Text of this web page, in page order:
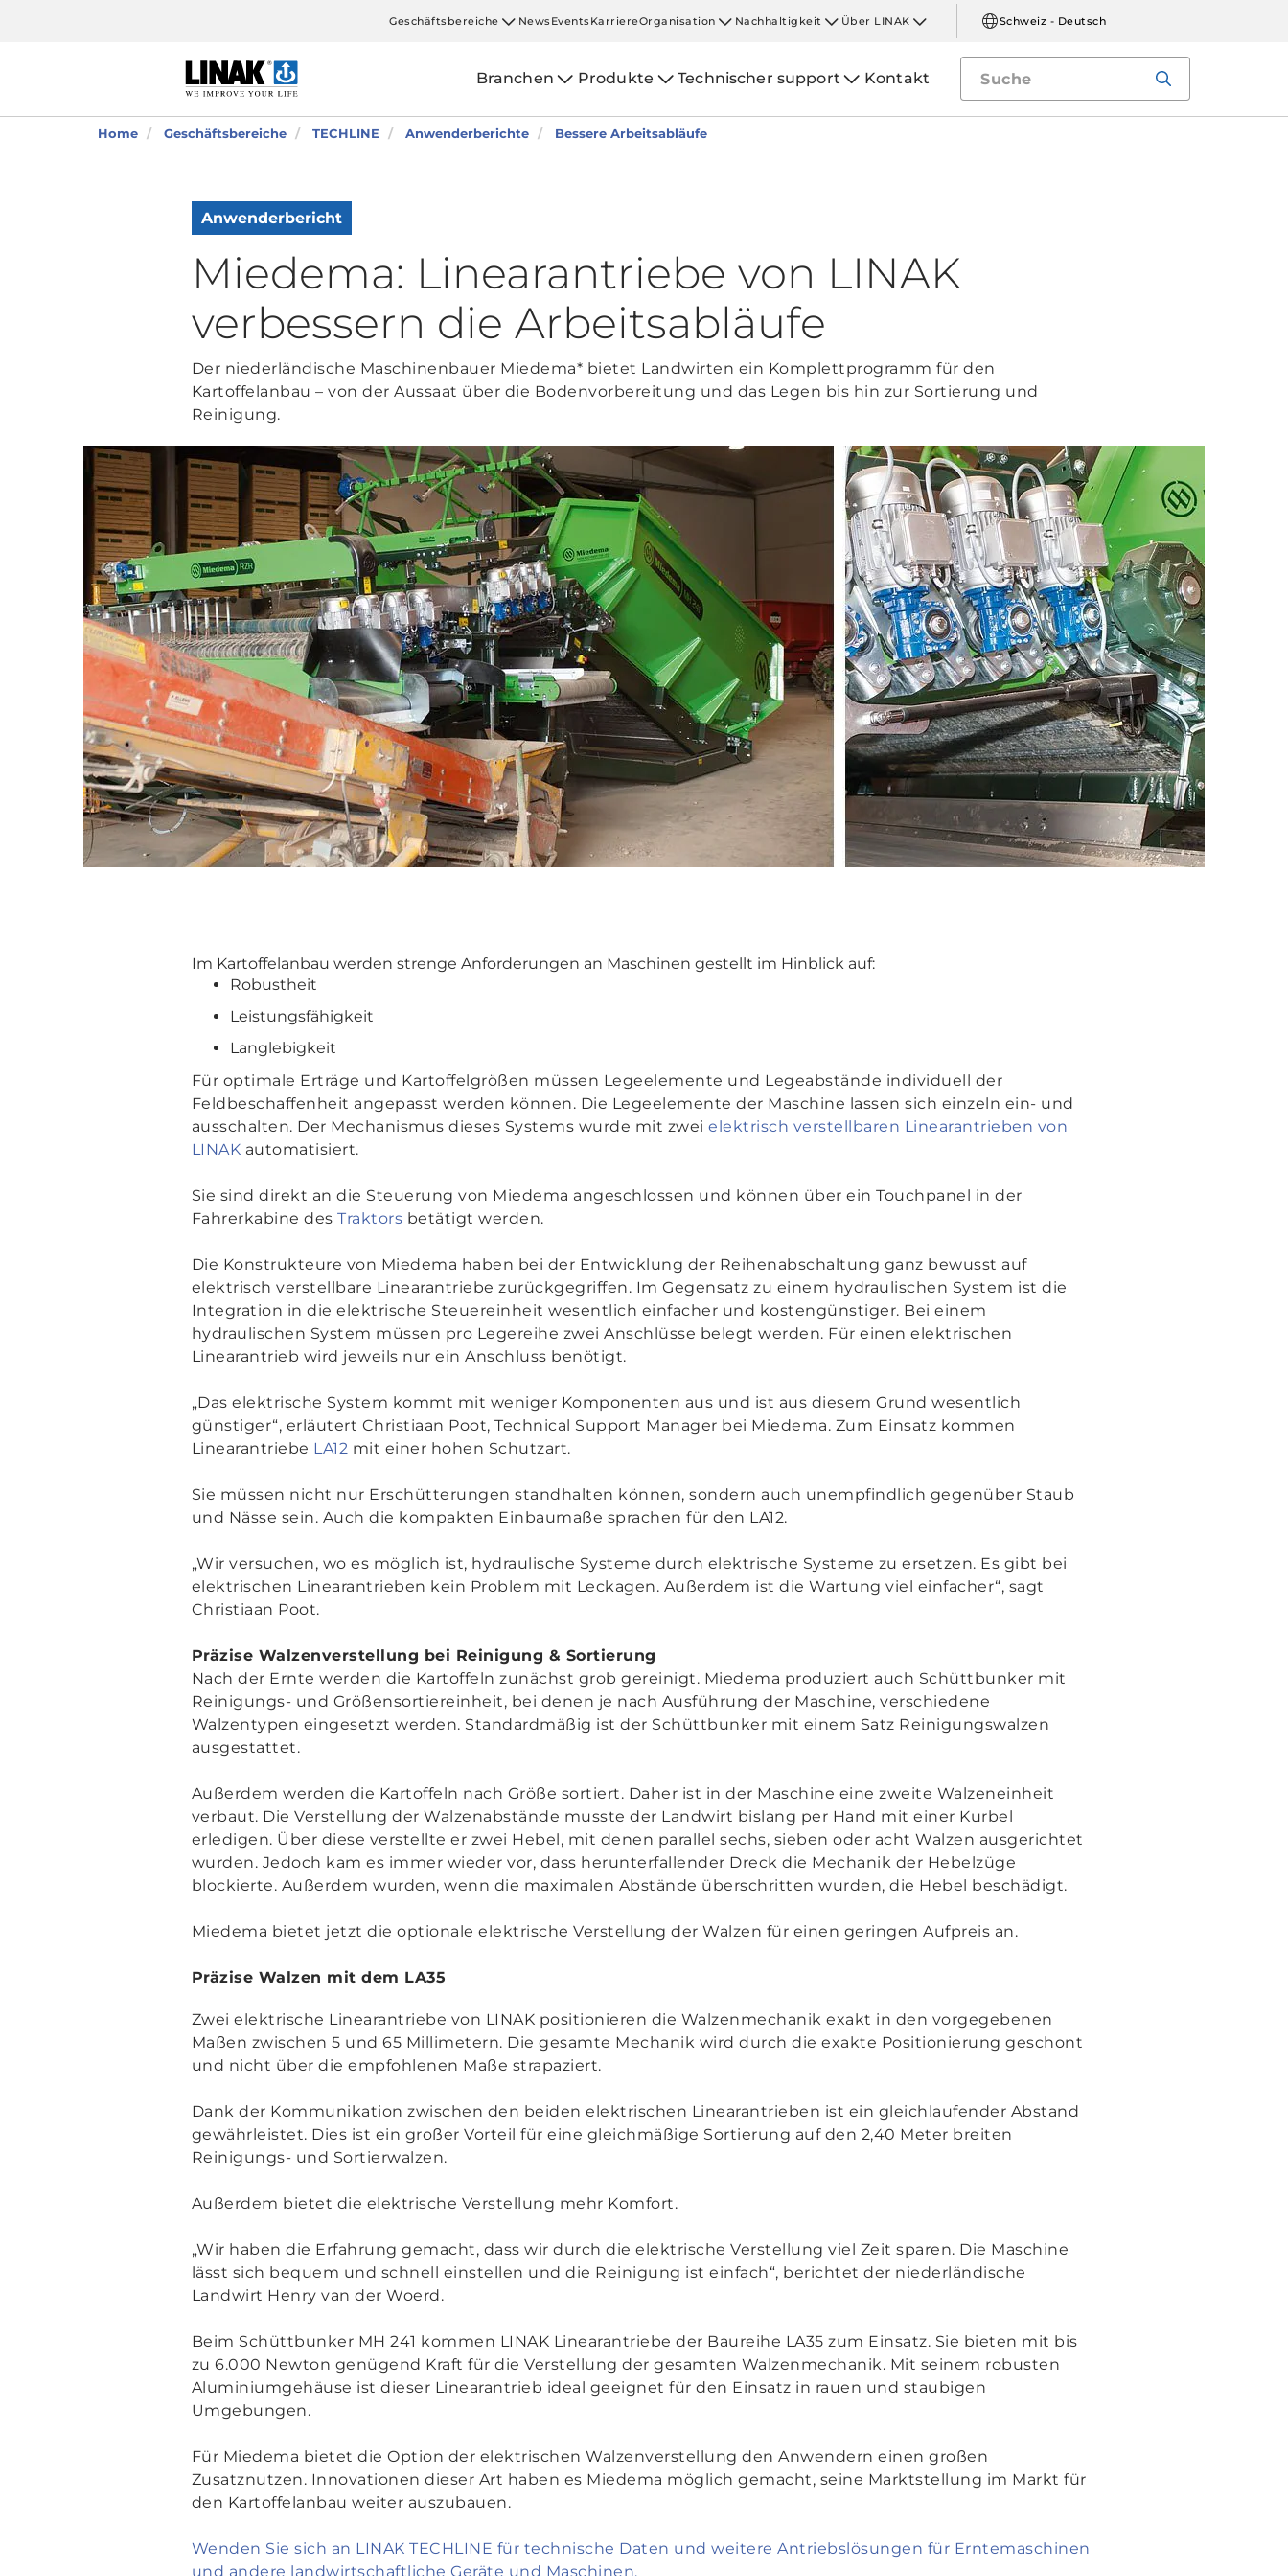
Geschäftsbereiche NewsEventsKarriereOrganisation Nachhaltigkeit Über LINAK Schweiz - Deutsch
Branchen Produkte Technischer support Kontakt
Home Geschäftsbereiche TECHLINE Anwenderberichte Bessere Arbeitsabläufe
Anwenderbericht
Miedema: Linearantriebe von LINAK
verbessern die Arbeitsabläufe
Der niederländische Maschinenbauer Miedema* bietet Landwirten ein Komplettprogramm für den
Kartoffelanbau – von der Aussaat über die Bodenvorbereitung und das Legen bis hin zur Sortierung und
Reinigung.
Im Kartoffelanbau werden strenge Anforderungen an Maschinen gestellt im Hinblick auf:
Robustheit
Leistungsfähigkeit
Langlebigkeit
Für optimale Erträge und Kartoffelgrößen müssen Legeelemente und Legeabstände individuell der
Feldbeschaffenheit angepasst werden können. Die Legeelemente der Maschine lassen sich einzeln ein- und
ausschalten. Der Mechanismus dieses Systems wurde mit zwei elektrisch verstellbaren Linearantrieben von
LINAK automatisiert.
Sie sind direkt an die Steuerung von Miedema angeschlossen und können über ein Touchpanel in der
Fahrerkabine des Traktors betätigt werden.
Die Konstrukteure von Miedema haben bei der Entwicklung der Reihenabschaltung ganz bewusst auf
elektrisch verstellbare Linearantriebe zurückgegriffen. Im Gegensatz zu einem hydraulischen System ist die
Integration in die elektrische Steuereinheit wesentlich einfacher und kostengünstiger. Bei einem
hydraulischen System müssen pro Legereihe zwei Anschlüsse belegt werden. Für einen elektrischen
Linearantrieb wird jeweils nur ein Anschluss benötigt.
„Das elektrische System kommt mit weniger Komponenten aus und ist aus diesem Grund wesentlich
günstiger“, erläutert Christiaan Poot, Technical Support Manager bei Miedema. Zum Einsatz kommen
Linearantriebe LA12 mit einer hohen Schutzart.
Sie müssen nicht nur Erschütterungen standhalten können, sondern auch unempfindlich gegenüber Staub
und Nässe sein. Auch die kompakten Einbaumaße sprachen für den LA12.
„Wir versuchen, wo es möglich ist, hydraulische Systeme durch elektrische Systeme zu ersetzen. Es gibt bei
elektrischen Linearantrieben kein Problem mit Leckagen. Außerdem ist die Wartung viel einfacher“, sagt
Christiaan Poot.
Präzise Walzenverstellung bei Reinigung & Sortierung
Nach der Ernte werden die Kartoffeln zunächst grob gereinigt. Miedema produziert auch Schüttbunker mit
Reinigungs- und Größensortiereinheit, bei denen je nach Ausführung der Maschine, verschiedene
Walzentypen eingesetzt werden. Standardmäßig ist der Schüttbunker mit einem Satz Reinigungswalzen
ausgestattet.
Außerdem werden die Kartoffeln nach Größe sortiert. Daher ist in der Maschine eine zweite Walzeneinheit
verbaut. Die Verstellung der Walzenabstände musste der Landwirt bislang per Hand mit einer Kurbel
erledigen. Über diese verstellte er zwei Hebel, mit denen parallel sechs, sieben oder acht Walzen ausgerichtet
wurden. Jedoch kam es immer wieder vor, dass herunterfallender Dreck die Mechanik der Hebelzüge
blockierte. Außerdem wurden, wenn die maximalen Abstände überschritten wurden, die Hebel beschädigt.
Miedema bietet jetzt die optionale elektrische Verstellung der Walzen für einen geringen Aufpreis an.
Präzise Walzen mit dem LA35
Zwei elektrische Linearantriebe von LINAK positionieren die Walzenmechanik exakt in den vorgegebenen
Maßen zwischen 5 und 65 Millimetern. Die gesamte Mechanik wird durch die exakte Positionierung geschont
und nicht über die empfohlenen Maße strapaziert.
Dank der Kommunikation zwischen den beiden elektrischen Linearantrieben ist ein gleichlaufender Abstand
gewährleistet. Dies ist ein großer Vorteil für eine gleichmäßige Sortierung auf den 2,40 Meter breiten
Reinigungs- und Sortierwalzen.
Außerdem bietet die elektrische Verstellung mehr Komfort.
„Wir haben die Erfahrung gemacht, dass wir durch die elektrische Verstellung viel Zeit sparen. Die Maschine
lässt sich bequem und schnell einstellen und die Reinigung ist einfach“, berichtet der niederländische
Landwirt Henry van der Woerd.
Beim Schüttbunker MH 241 kommen LINAK Linearantriebe der Baureihe LA35 zum Einsatz. Sie bieten mit bis
zu 6.000 Newton genügend Kraft für die Verstellung der gesamten Walzenmechanik. Mit seinem robusten
Aluminiumgehäuse ist dieser Linearantrieb ideal geeignet für den Einsatz in rauen und staubigen
Umgebungen.
Für Miedema bietet die Option der elektrischen Walzenverstellung den Anwendern einen großen
Zusatznutzen. Innovationen dieser Art haben es Miedema möglich gemacht, seine Marktstellung im Markt für
den Kartoffelanbau weiter auszubauen.
Wenden Sie sich an LINAK TECHLINE für technische Daten und weitere Antriebslösungen für Erntemaschinen
und andere landwirtschaftliche Geräte und Maschinen.